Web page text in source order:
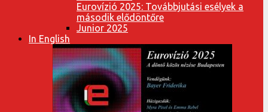
Eurovízió 2025: Továbbjutási esélyek a
második elődöntőre
Junior 2025
In English